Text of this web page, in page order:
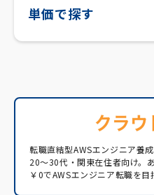
単価で探す
転職直結型AWSエンジニア養成
20〜30代・関東在住者向け。
￥0でAWSエンジニア転職を目